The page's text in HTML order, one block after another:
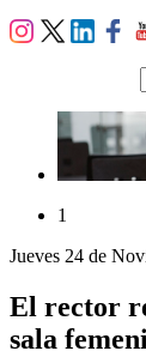
1
Jueves 24 de
El rector
sala